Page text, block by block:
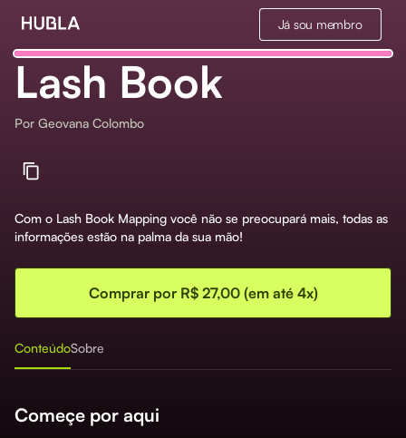
Já sou membro
Lash Book
Por Geovana Colombo
Com o Lash Book Mapping você não se preocupará mais, todas as
informações estão na palma da sua mão!
Comprar por R$ 27,00 (em até 4x)
ConteúdoSobre
Começe por aqui